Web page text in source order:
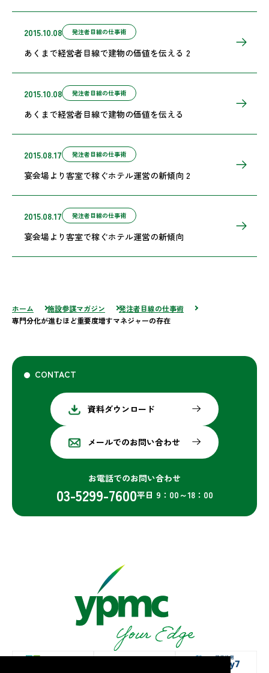
2015.10.08 発注者目線の仕事術
あくまで経営者目線で建物の価値を伝える 2
2015.10.08 発注者目線の仕事術
あくまで経営者目線で建物の価値を伝える
2015.08.17 発注者目線の仕事術
宴会場より客室で稼ぐホテル運営の新傾向 2
2015.08.17 発注者目線の仕事術
宴会場より客室で稼ぐホテル運営の新傾向
ホーム 施設参謀マガジン
発注者目線の仕事術
専門分化が進むほど重要度増すマネジャーの存在
CONTACT
資料ダウンロード
メールでのお問い合わせ
お電話でのお問い合わせ
03-5299-7600平日 9：00～18：00